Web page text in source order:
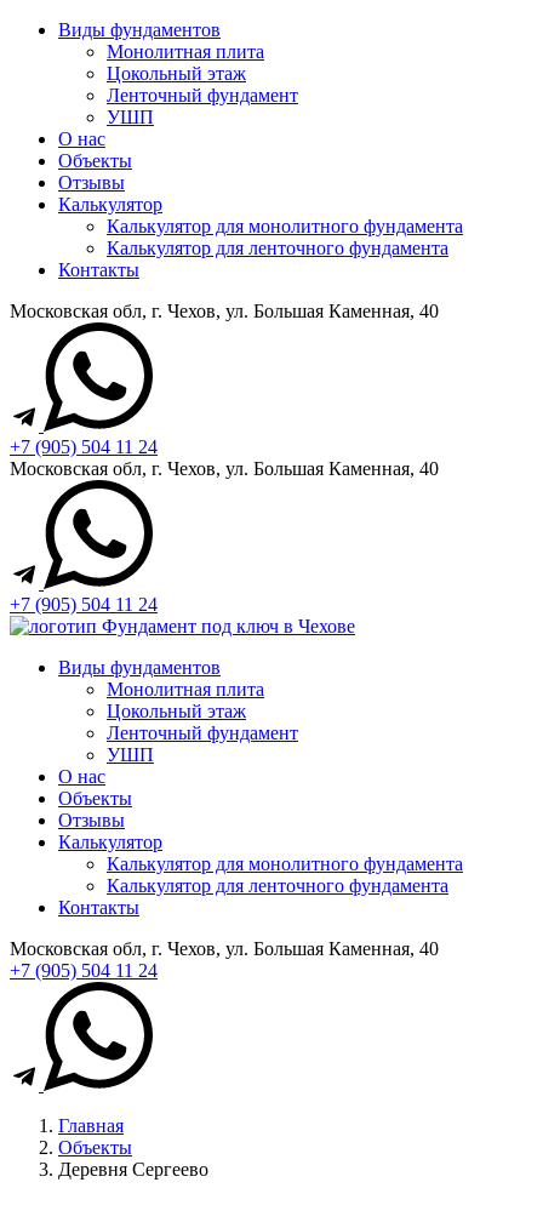
Виды фундаментов
Монолитная плита
Цокольный этаж
Ленточный фундамент
УШП
О нас
Объекты
Отзывы
Калькулятор
Калькулятор для монолитного фундамента
Калькулятор для ленточного фундамента
Контакты
Московская обл, г. Чехов, ул. Большая Каменная, 40
+7 (905) 504 11 24
Московская обл, г. Чехов, ул. Большая Каменная, 40
+7 (905) 504 11 24
Виды фундаментов
Монолитная плита
Цокольный этаж
Ленточный фундамент
УШП
О нас
Объекты
Отзывы
Калькулятор
Калькулятор для монолитного фундамента
Калькулятор для ленточного фундамента
Контакты
Московская обл, г. Чехов, ул. Большая Каменная, 40
+7 (905) 504 11 24
Главная
Объекты
Деревня Сергеево